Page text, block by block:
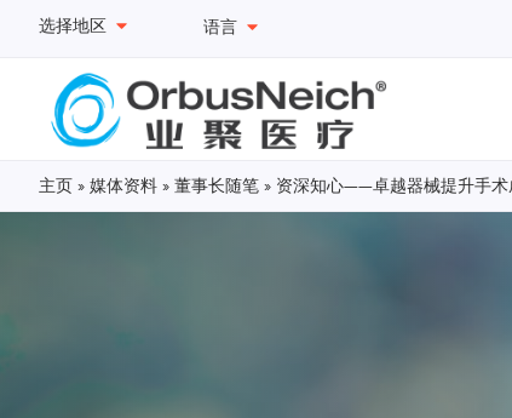
选择地区 语言
主页 » 媒体资料 » 董事长随笔 » 资深知心——卓越器械提升手术